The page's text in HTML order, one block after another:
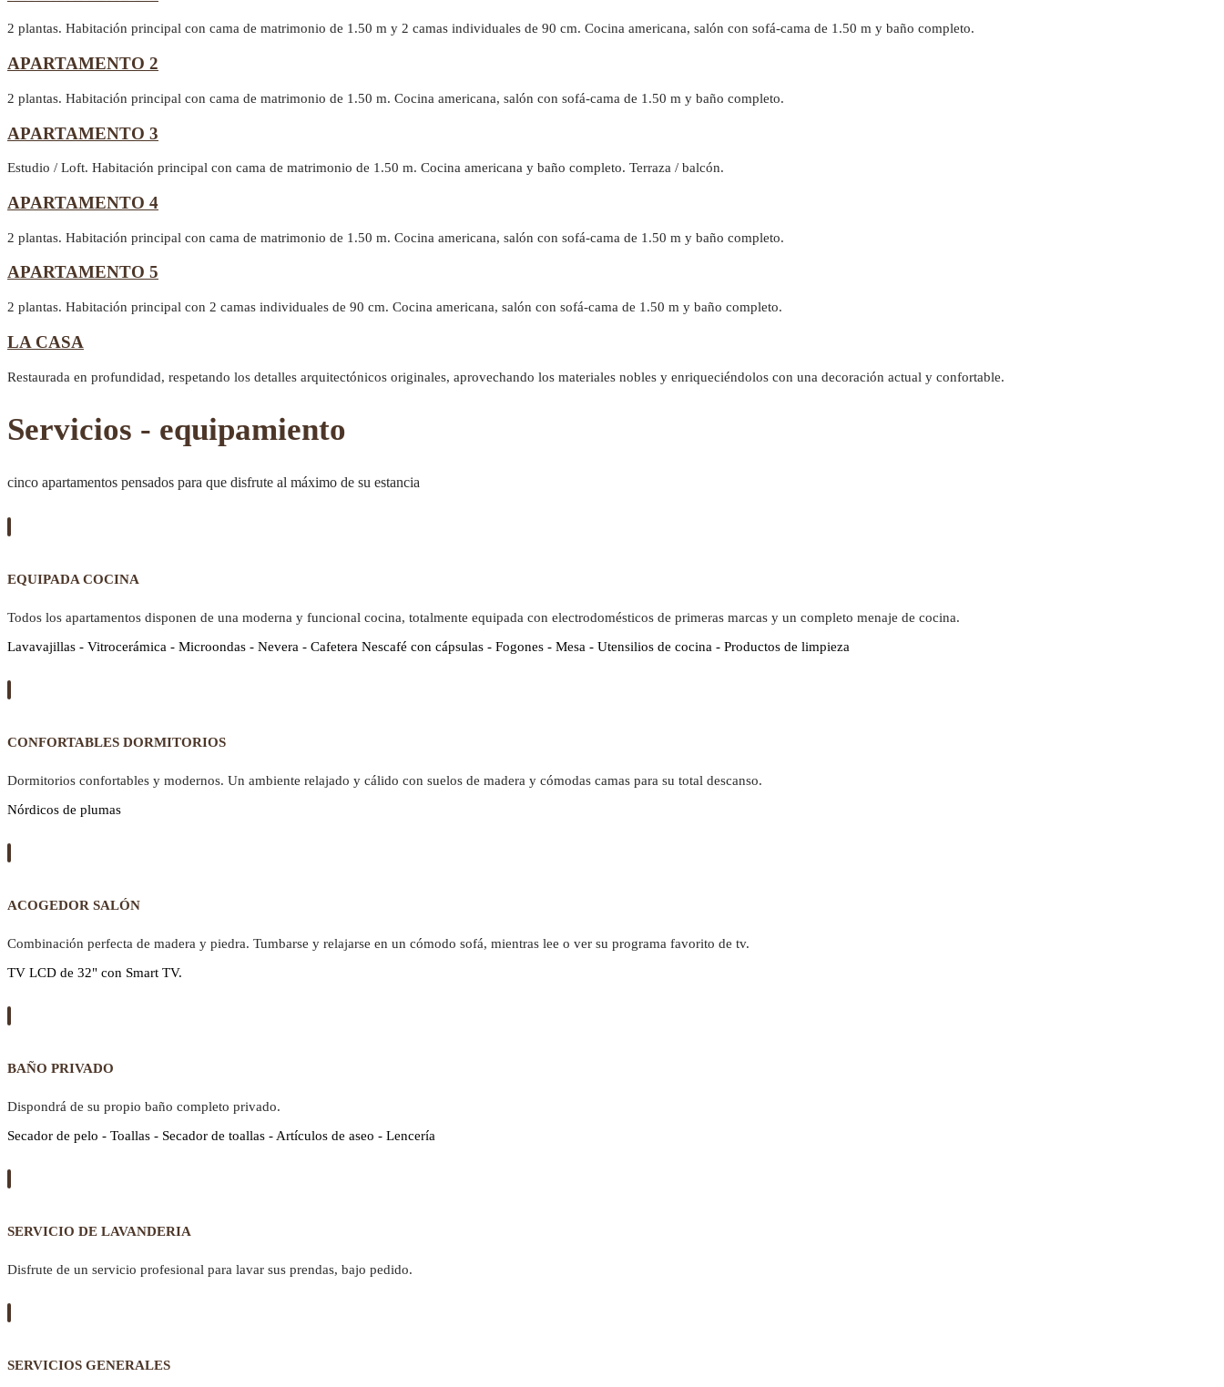
2 plantas. Habitación principal con cama de matrimonio de 1.50 m y 2 camas individuales de 90 cm. Cocina americana, salón con sofá-cama de 1.50 m y baño completo.
APARTAMENTO 2
2 plantas. Habitación principal con cama de matrimonio de 1.50 m. Cocina americana, salón con sofá-cama de 1.50 m y baño completo.
APARTAMENTO 3
Estudio / Loft. Habitación principal con cama de matrimonio de 1.50 m. Cocina americana y baño completo. Terraza / balcón.
APARTAMENTO 4
2 plantas. Habitación principal con cama de matrimonio de 1.50 m. Cocina americana, salón con sofá-cama de 1.50 m y baño completo.
APARTAMENTO 5
2 plantas. Habitación principal con 2 camas individuales de 90 cm. Cocina americana, salón con sofá-cama de 1.50 m y baño completo.
LA CASA
Restaurada en profundidad, respetando los detalles arquitectónicos originales, aprovechando los materiales nobles y enriqueciéndolos con una decoración actual y confortable.
Servicios - equipamiento
cinco apartamentos pensados para que disfrute al máximo de su estancia
EQUIPADA COCINA
Todos los apartamentos disponen de una moderna y funcional cocina, totalmente equipada con electrodomésticos de primeras marcas y un completo menaje de cocina.
Lavavajillas - Vitrocerámica - Microondas - Nevera - Cafetera Nescafé con cápsulas - Fogones - Mesa - Utensilios de cocina - Productos de limpieza
CONFORTABLES DORMITORIOS
Dormitorios confortables y modernos. Un ambiente relajado y cálido con suelos de madera y cómodas camas para su total descanso.
Nórdicos de plumas
ACOGEDOR SALÓN
Combinación perfecta de madera y piedra. Tumbarse y relajarse en un cómodo sofá, mientras lee o ver su programa favorito de tv.
TV LCD de 32" con Smart TV.
BAÑO PRIVADO
Dispondrá de su propio baño completo privado.
Secador de pelo - Toallas - Secador de toallas - Artículos de aseo - Lencería
SERVICIO DE LAVANDERIA
Disfrute de un servicio profesional para lavar sus prendas, bajo pedido.
SERVICIOS GENERALES